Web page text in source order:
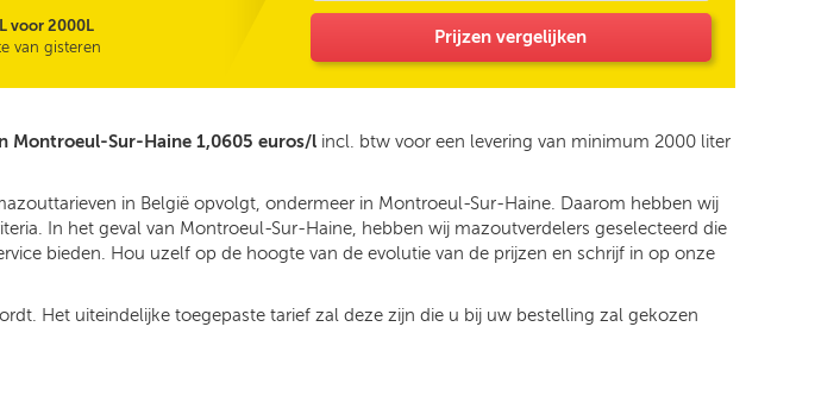
voor 2000L
van gisteren
Prijzen vergelijken
Montroeul-Sur-Haine 1,0605 euros/l incl. btw voor een levering van minimum 2000 liter
in België opvolgt, ondermeer in Montroeul-Sur-Haine. Daarom hebben wij
In het geval van Montroeul-Sur-Haine, hebben wij mazoutverdelers geselecteerd die
bieden. Hou uzelf op de hoogte van de evolutie van de prijzen en schrijf in op onze
Het uiteindelijke toegepaste tarief zal deze zijn die u bij uw bestelling zal gekozen